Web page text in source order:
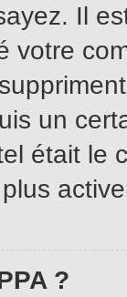
Il
votre
un
était le
?